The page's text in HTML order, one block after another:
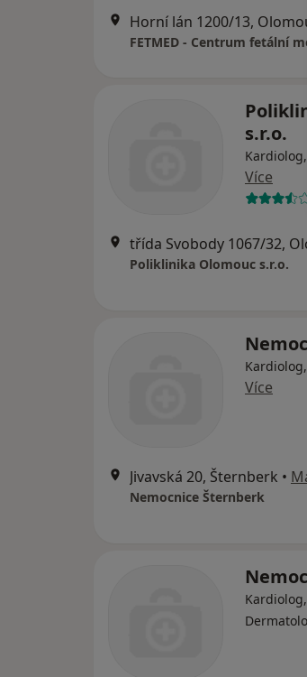
Horní lán 1200/13,
s.r.o.
Více
třída Svobody 1067/32,
Poliklinika Olomouc s.r.o.
Více
Jivavská 20, Šternberk •
Nemocnice Šternberk